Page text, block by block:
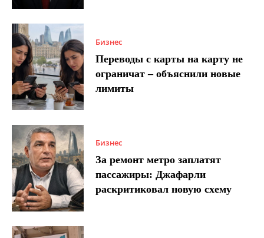
Бизнес
Переводы с карты на карту не
ограничат – объяснили новые
лимиты
Бизнес
За ремонт метро заплатят
пассажиры: Джафарли
раскритиковал новую схему